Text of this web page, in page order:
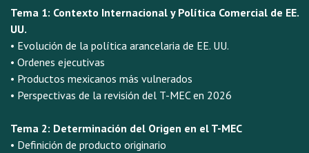
Tema 1: Contexto Internacional y Política Comercial de EE.
UU.
• Evolución de la política arancelaria de EE. UU.
• Ordenes ejecutivas
• Productos mexicanos más vulnerados
• Perspectivas de la revisión del T-MEC en 2026
Tema 2: Determinación del Origen en el T-MEC
• Definición de producto originario